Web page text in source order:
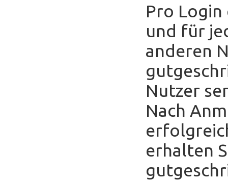
Pro Login
und für
anderen
Nutzer
Nach
erhalten